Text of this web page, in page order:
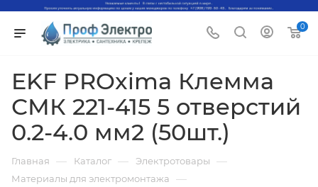
0
EKF PROxima Клемма
СМК 221-415 5 отверстий
0.2-4.0 мм2 (50шт.)
Главная — Каталог — Электротовары —
Материалы для электромонтажа —